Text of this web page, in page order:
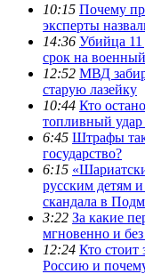
10:15 Почему
эксперты
14:36 Убийца 11
срок на
12:52 МВД
старую лазейку
10:44 Кто
топливный
6:45 Штрафы
государство?
6:15
русским детям
скандала в
3:22 За какие
мгновенно и
12:24 Кто стоит
Россию и